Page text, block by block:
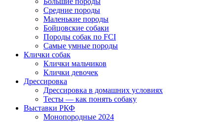
Средние породы
Маленькие породы
Бойцовские собаки
Породы собак по FCI
Самые умные породы
Клички собак
Клички мальчиков
Клички девочек
Дрессировка
Дрессировка в домашних условиях
Тесты — как понять собаку
Выставки РКФ
Монопородные 2024